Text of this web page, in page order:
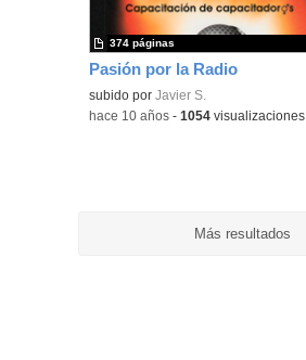
Pasión por la Radio
Contenido educativo.
subido porJavier S.
374 páginas
-hace 10 años -1054 visualizaciones
Más resultados